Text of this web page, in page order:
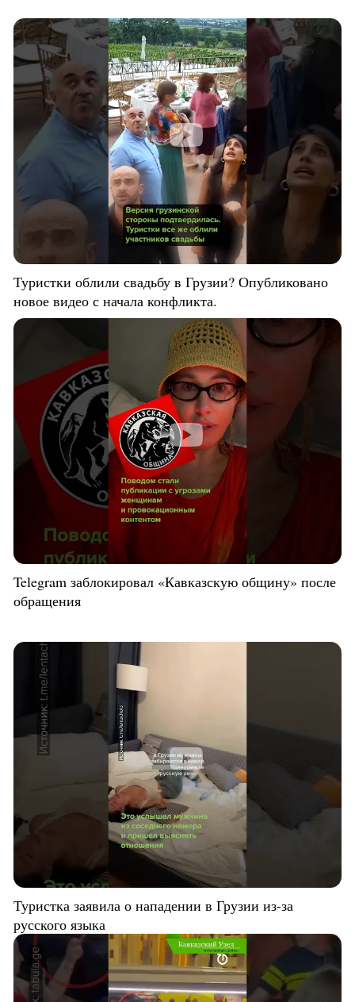
Туристки облили свадьбу в Грузии? Опубликовано
новое видео с начала конфликта.
Telegram заблокировал «Кавказскую общину» после
обращения
Туристка заявила о нападении в Грузии из-за
русского языка